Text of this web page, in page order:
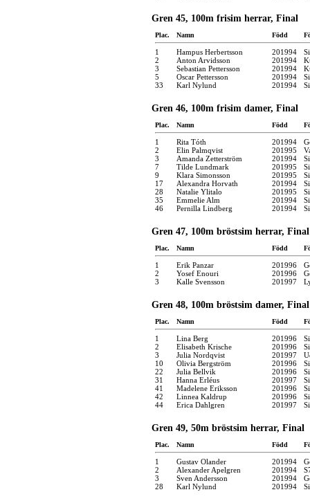
Gren 45, 100m frisim herrar, Final
Plac. Namn Född
1 Hampus Herbertsson 201994
2
Anton Arvidsson 201994
3
Sebastian Pettersson 201994
5
Oscar Pettersson 201994
33
Karl Nylund 201994
Gren 46, 100m frisim damer, Final
Plac. Namn Född
1 Rita Tóth 201994
2
Elin Palmqvist 201995
3
Amanda Zetterström 201994
7
Tilde Lundmark 201995
9
Klara Simonsson 201995
17
Alexandra Horvath 201994
28
Natalie Ylitalo 201995
35
Emmelie Alm 201994
46
Pernilla Lindberg 201994
Gren 47, 100m bröstsim herrar, Final
Plac. Namn Född
1 Erik Panzar 201996
2
Yosef Enouri 201996
3
Kalle Svensson 201997
Gren 48, 100m bröstsim damer, Final
Plac. Namn Född
1 Lina Berg 201996
2
Elisabeth Krische 201996
3
Julia Nordqvist 201997
10
Olivia Bergström 201996
22
Julia Bellvik 201996
31
Hanna Erléus 201997
41
Madelene Eriksson 201996
42
Linnea Kaldrup 201996
44
Erica Dahlgren 201997
Gren 49, 50m bröstsim herrar, Final
Plac. Namn Född
1 Gustav Olander 201994
2
Alexander Apelgren 201994
3
Sven Andersson 201994
28
Karl Nylund 201994